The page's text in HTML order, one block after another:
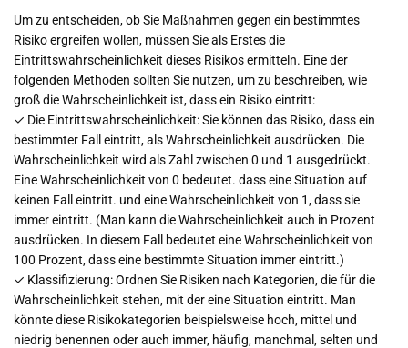
Um zu entscheiden, ob Sie Maßnahmen gegen ein bestimmtes
Risiko ergreifen wollen, müssen Sie als Erstes die
Eintrittswahrscheinlichkeit dieses Risikos ermitteln. Eine der
folgenden Methoden sollten Sie nutzen, um zu beschreiben, wie
groß die Wahrscheinlichkeit ist, dass ein Risiko eintritt:
✓ Die Eintrittswahrscheinlichkeit: Sie können das Risiko, dass ein
bestimmter Fall eintritt, als Wahrscheinlichkeit ausdrücken. Die
Wahrscheinlichkeit wird als Zahl zwischen 0 und 1 ausgedrückt.
Eine Wahrscheinlichkeit von 0 bedeutet. dass eine Situation auf
keinen Fall eintritt. und eine Wahrscheinlichkeit von 1, dass sie
immer eintritt. (Man kann die Wahrscheinlichkeit auch in Prozent
ausdrücken. In diesem Fall bedeutet eine Wahrscheinlichkeit von
100 Prozent, dass eine bestimmte Situation immer eintritt.)
✓ Klassifizierung: Ordnen Sie Risiken nach Kategorien, die für die
Wahrscheinlichkeit stehen, mit der eine Situation eintritt. Man
könnte diese Risikokategorien beispielsweise hoch, mittel und
niedrig benennen oder auch immer, häufig, manchmal, selten und